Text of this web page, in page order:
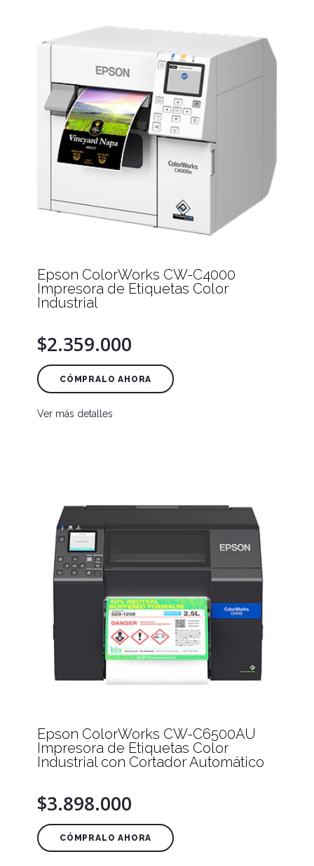
Epson ColorWorks CW-C4000
Impresora de Etiquetas Color
Industrial
$2.359.000
CÓMPRALO AHORA
Ver más detalles
Epson ColorWorks CW-C6500AU
Impresora de Etiquetas Color
Industrial con Cortador Automático
$3.898.000
CÓMPRALO AHORA